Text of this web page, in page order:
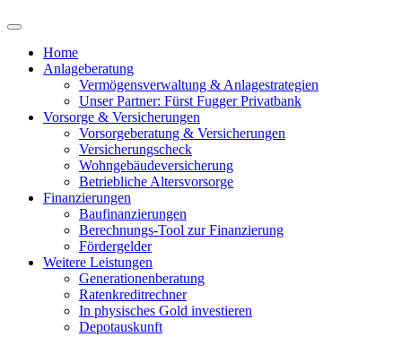
Main
navigation
Home
Anlageberatung
Vermögensverwaltung & Anlagestrategien
Unser Partner: Fürst Fugger Privatbank
Vorsorge & Versicherungen
Vorsorgeberatung & Versicherungen
Versicherungscheck
Wohngebäudeversicherung
Betriebliche Altersvorsorge
Finanzierungen
Baufinanzierungen
Berechnungs-Tool zur Finanzierung
Fördergelder
Weitere Leistungen
Generationenberatung
Ratenkreditrechner
In physisches Gold investieren
Depotauskunft